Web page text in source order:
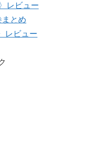
レビュー
まとめ
レビュー